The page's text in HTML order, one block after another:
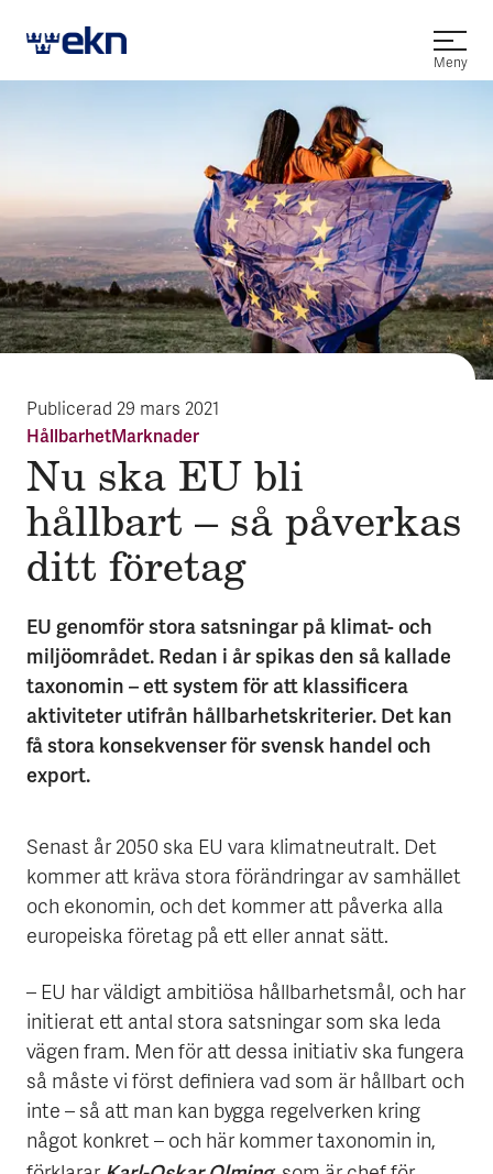
Öppna
Meny
Publicerad 29 mars 2021
HållbarhetMarknader
Nu ska EU bli
hållbart – så påverkas
ditt företag
EU genomför stora satsningar på klimat- och
miljöområdet. Redan i år spikas den så kallade
taxonomin – ett system för att klassificera
aktiviteter utifrån hållbarhetskriterier. Det kan
få stora konsekvenser för svensk handel och
export.
Senast år 2050 ska EU vara klimatneutralt. Det
kommer att kräva stora förändringar av samhället
och ekonomin, och det kommer att påverka alla
europeiska företag på ett eller annat sätt.
– EU har väldigt ambitiösa hållbarhetsmål, och har
initierat ett antal stora satsningar som ska leda
vägen fram. Men för att dessa initiativ ska fungera
så måste vi först definiera vad som är hållbart och
inte – så att man kan bygga regelverken kring
något konkret – och här kommer taxonomin in,